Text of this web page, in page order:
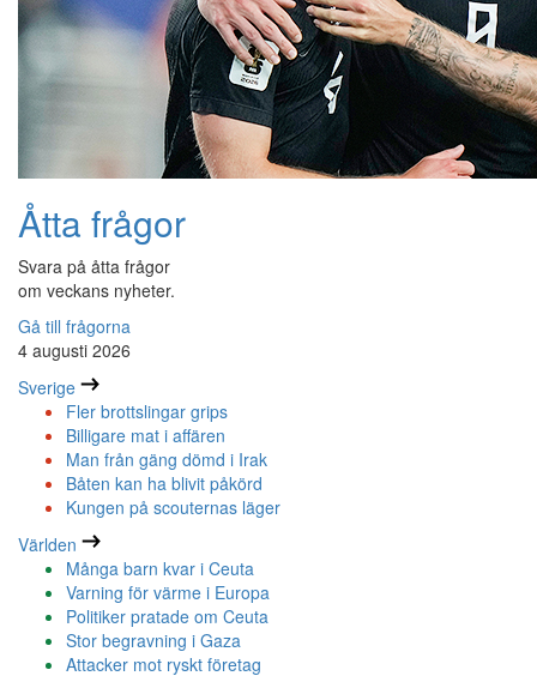
Åtta frågor
Svara på åtta frågor
om veckans nyheter.
Gå till frågorna
4 augusti 2026
Sverige
Fler brottslingar grips
Billigare mat i affären
Man från gäng dömd i Irak
Båten kan ha blivit påkörd
Kungen på scouternas läger
Världen
Många barn kvar i Ceuta
Varning för värme i Europa
Politiker pratade om Ceuta
Stor begravning i Gaza
Attacker mot ryskt företag